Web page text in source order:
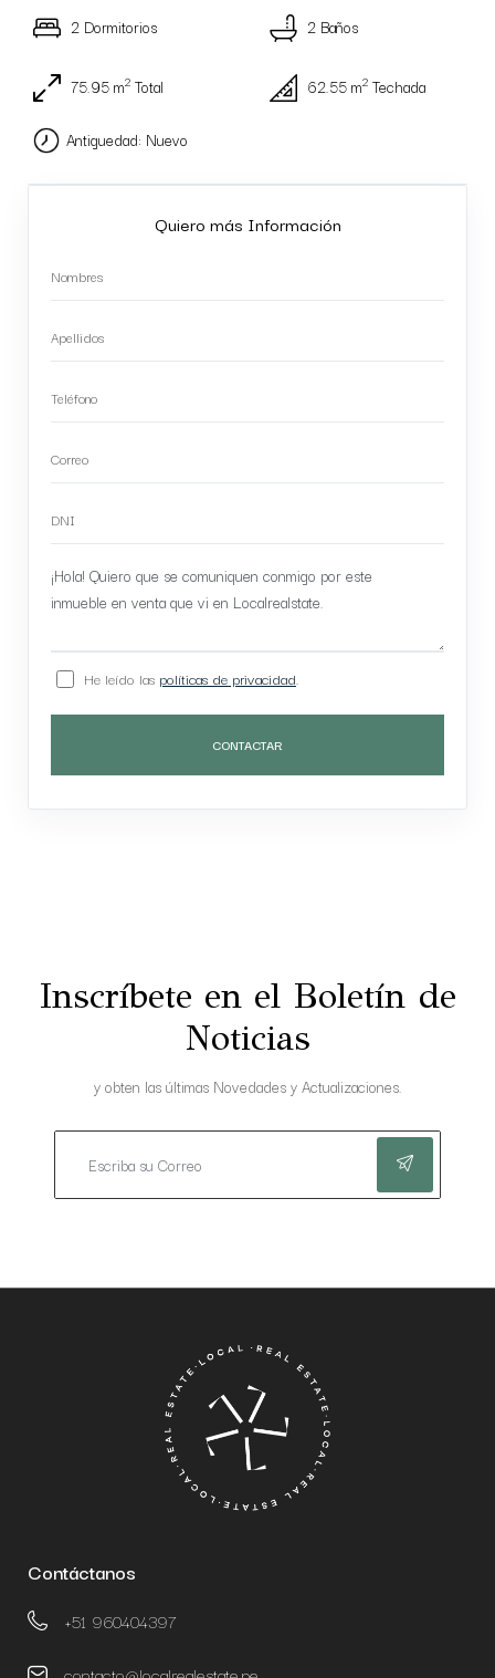
2 Dormitorios 2 Baños
75.95 m2 Total 62.55 m2 Techada
Antiguedad: Nuevo
Quiero más Información
He leído las políticas de privacidad
CONTACTAR
Inscríbete en el Boletín de
Noticias
y obten las últimas Novedades y Actualizaciones.
Contáctanos
+51 960404397